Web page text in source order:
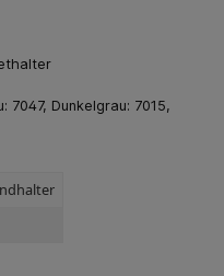
7047, Dunkelgrau: 7015,